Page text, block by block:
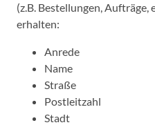
(z.B. Bestellungen,
erhalten:
Anrede
Name
Straße
Postleitzahl
Stadt